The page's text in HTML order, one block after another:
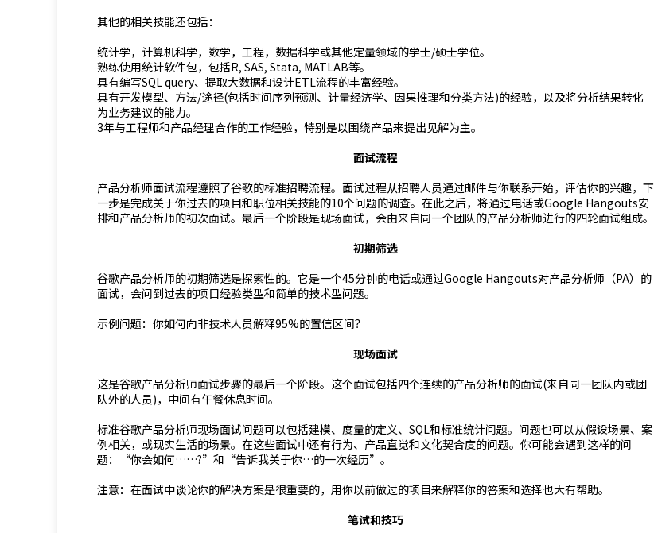
其他的相关技能还包括：
统计学，计算机科学，数学，工程，数据科学或其他定量领域的学士/硕士学位。
熟练使用统计软件包，包括R, SAS, Stata, MATLAB等。
具有编写SQL query、提取大数据和设计ETL流程的丰富经验。
具有开发模型、方法/途径(包括时间序列预测、计量经济学、因果推理和分类方法)的经验，以及将分析结果转化
为业务建议的能力。
3年与工程师和产品经理合作的工作经验，特别是以围绕产品来提出见解为主。
面试流程
产品分析师面试流程遵照了谷歌的标准招聘流程。面试过程从招聘人员通过邮件与你联系开始，评估你的兴趣，下
一步是完成关于你过去的项目和职位相关技能的10个问题的调查。在此之后，将通过电话或Google Hangouts安
排和产品分析师的初次面试。最后一个阶段是现场面试，会由来自同一个团队的产品分析师进行的四轮面试组成。
初期筛选
谷歌产品分析师的初期筛选是探索性的。它是一个45分钟的电话或通过Google Hangouts对产品分析师（PA）的
面试，会问到过去的项目经验类型和简单的技术型问题。
示例问题：你如何向非技术人员解释95%的置信区间？
现场面试
这是谷歌产品分析师面试步骤的最后一个阶段。这个面试包括四个连续的产品分析师的面试(来自同一团队内或团
队外的人员)，中间有午餐休息时间。
标准谷歌产品分析师现场面试问题可以包括建模、度量的定义、SQL和标准统计问题。问题也可以从假设场景、案
例相关，或现实生活的场景。在这些面试中还有行为、产品直觉和文化契合度的问题。你可能会遇到这样的问
题：“你会如何……?”和“告诉我关于你…的一次经历”。
注意：在面试中谈论你的解决方案是很重要的，用你以前做过的项目来解释你的答案和选择也大有帮助。
笔试和技巧